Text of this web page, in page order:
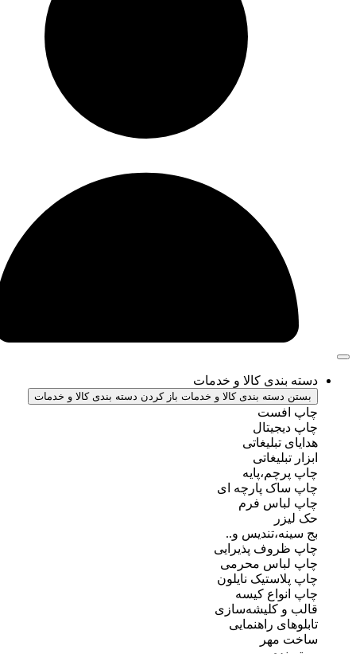
کالا و خدمات
بندی کالا و خدمات باز کردن دسته بندی کالا و خدمات
پارچه ای
فرم
و..
پذیرایی
محرمی
نایلون
کیسه
کلیشه‌سازی
راهنمایی